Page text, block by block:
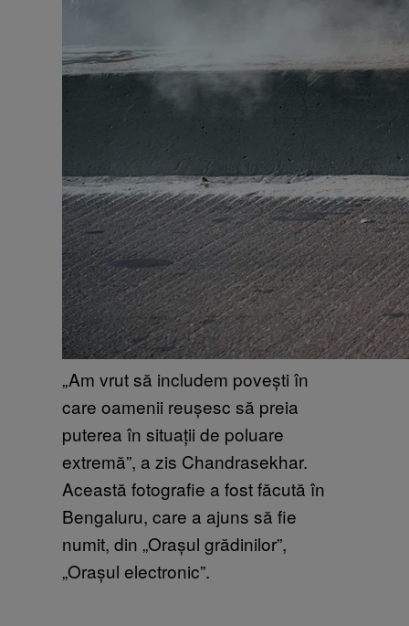
„Am vrut să includem povești în
care oamenii reușesc să preia
puterea în situații de poluare
extremă”, a zis Chandrasekhar.
Această fotografie a fost făcută în
Bengaluru, care a ajuns să fie
numit, din „Orașul grădinilor”,
„Orașul electronic”.